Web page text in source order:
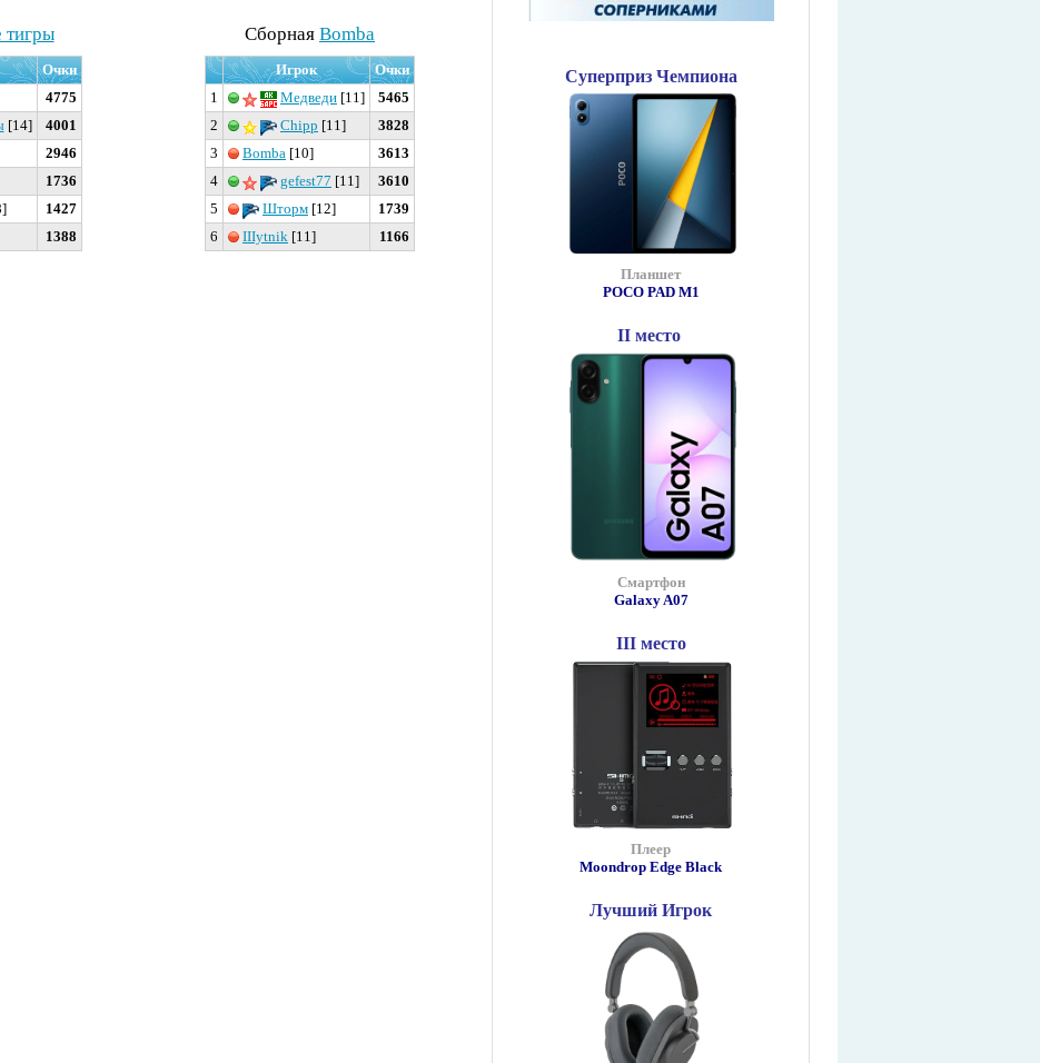
тигры
Очки
4775
[14]
4001
2946
1736
1427
1388
Cборная Bomba
Игрок
Очки
1
Медведи [11]
5465
2
Chipp [11]
3828
3
Bomba [10]
3613
4
gefest77 [11]
3610
5
Шторм [12]
1739
6
IIIytnik [11] 1166
Суперприз Чемпиона
Планшет
POCO PAD М1
II место
Смартфон
Galaxy A07
III место
Плеер
Moondrop Edge Black
Лучший Игрок